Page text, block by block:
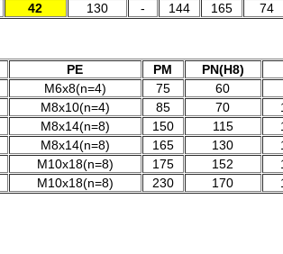
42 130 - 144 165 74
PE PM PN(H8)
M6x8(n=4) 75 60
M8x10(n=4) 85 70
M8x14(n=8) 150 115
M8x14(n=8) 165 130
M10x18(n=8) 175 152
M10x18(n=8) 230 170